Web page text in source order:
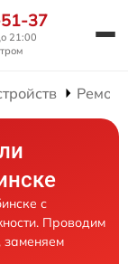
37
21:00
с
Проводим
заменяем